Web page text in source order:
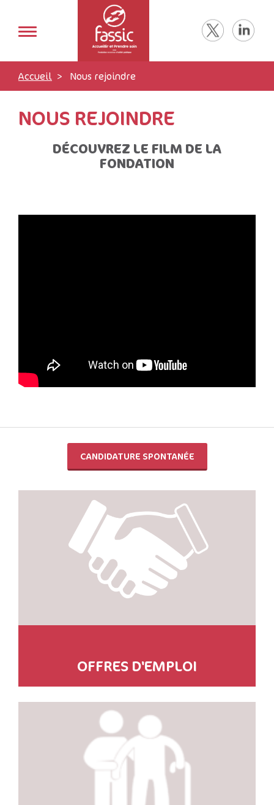
Accueil Nous rejoindre
NOUS REJOINDRE
DÉCOUVREZ LE FILM DE LA
FONDATION
CANDIDATURE SPONTANÉE
OFFRES D'EMPLOI